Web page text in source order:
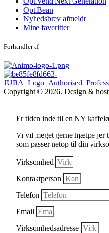
OptiBean
Nyhedsbrev afmeldt
Mine favoritter
Forhandler af
Copyright © 2026. Design &
Er tiden inde til en NY
Vi vil meget gerne hjælpe jer
som passer netop til din
Virksomhed
Kontaktperson
Telefon
Email
Virksomhedsadresse